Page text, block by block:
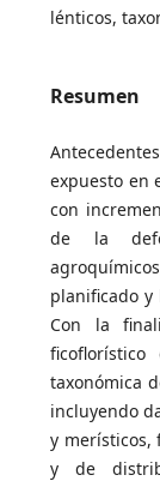
lénticos,
Resumen
expuesto en
con
de la
planificado y
Con la
taxonómica
incluyendo
y merísticos,
y de